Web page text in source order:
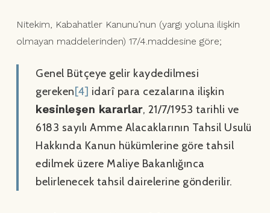
Nitekim, Kabahatler Kanunu’nun (yargı yoluna ilişkin
olmayan maddelerinden) 17/4.maddesine göre;
Genel Bütçeye gelir kaydedilmesi
gereken[4] idarî para cezalarına ilişkin
kesinleşen kararlar, 21/7/1953 tarihli ve
6183 sayılı Amme Alacaklarının Tahsil Usulü
Hakkında Kanun hükümlerine göre tahsil
edilmek üzere Maliye Bakanlığınca
belirlenecek tahsil dairelerine gönderilir.